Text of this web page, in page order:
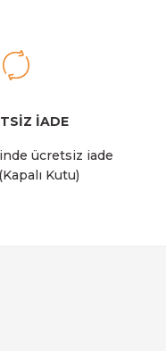
İADE
ücretsiz iade
Kutu)